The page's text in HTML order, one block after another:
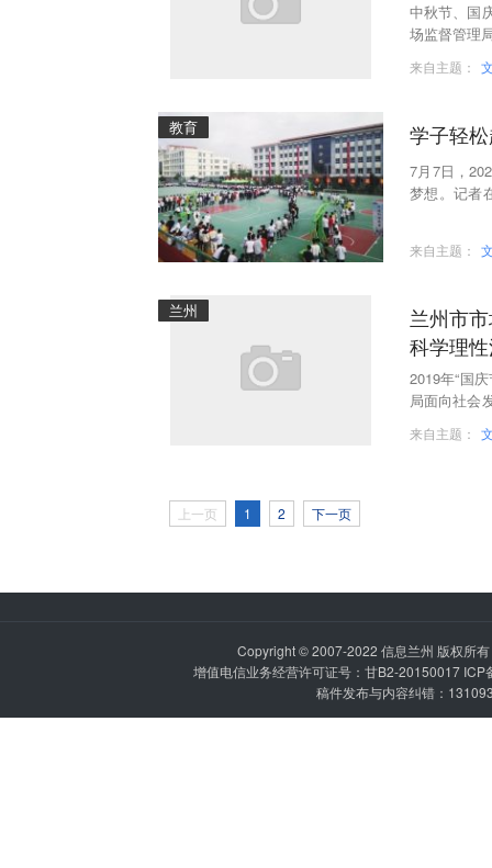
中秋节、国
场监督管理
来自主题：
教育 学子轻
7月7日，
梦想。记者
来自主题：
兰州
兰州市
科学理
2019年“国
局面向社会
来自主题：
上一页 1 2 下一页
Copyright © 2007-2022 信息兰州 版权所
增值电信业务经营许可证号：甘B2-20150017 ICP
稿件发布与内容纠错：